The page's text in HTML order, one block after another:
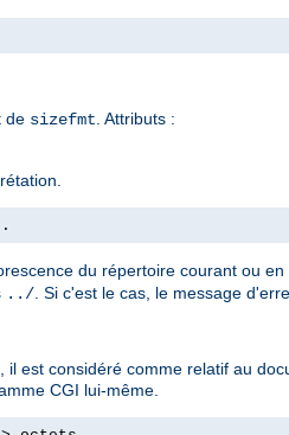
de sizefmt . Attributs :
du répertoire courant ou
../ . Si c'est le cas, le message
est considéré comme relatif au
CGI lui-même.